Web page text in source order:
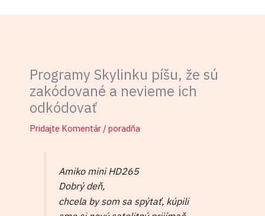
Programy Skylinku píšu, že sú
zakódované a nevieme ich
odkódovať
Pridajte Komentár / poradňa
Amiko mini HD265
Dobrý deň,
chcela by som sa spýtať, kúpili